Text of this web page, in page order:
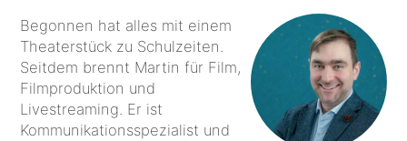
Begonnen hat alles mit einem
Theaterstück zu Schulzeiten.
Seitdem brennt Martin für Film,
Filmproduktion und
Livestreaming. Er ist
Kommunikationsspezialist und